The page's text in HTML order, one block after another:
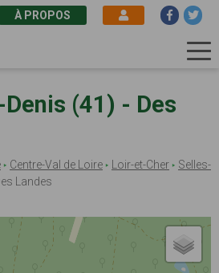
À PROPOS
(41) - Des
Centre-Val de Loire Loir-et-Cher
Selles-
Landes